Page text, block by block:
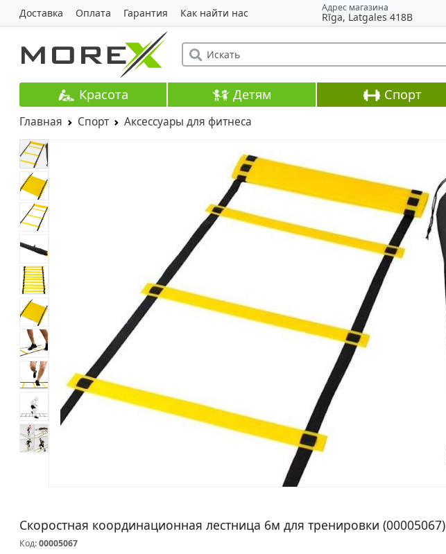
Доставка Оплата Гарантия Как найти нас Адрес магазина
Rīga, Latgales 418B
Красота Детям Спорт
Главная Спорт Аксессуары для фитнеса
Скоростная координационная лестница 6м для тренировки (00005067)
Код:00005067